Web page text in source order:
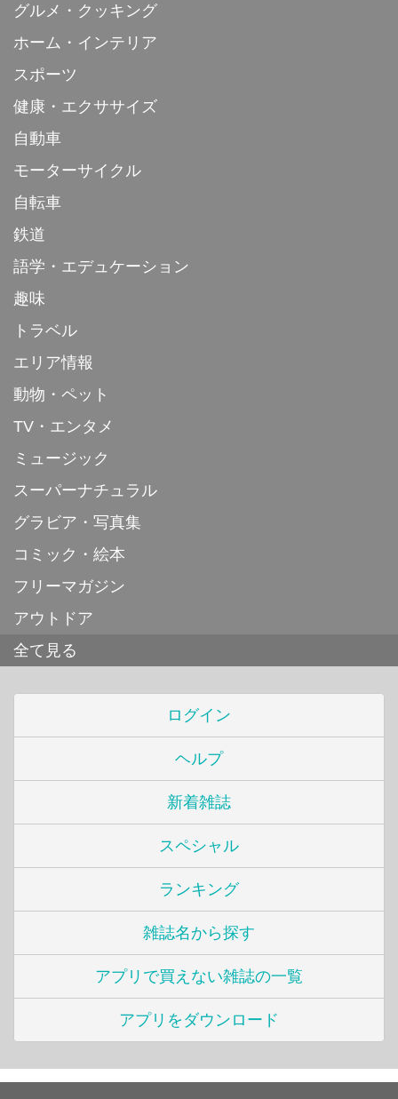
グルメ・クッキング
ホーム・インテリア
スポーツ
健康・エクササイズ
自動車
モーターサイクル
自転車
鉄道
語学・エデュケーション
趣味
トラベル
エリア情報
動物・ペット
TV・エンタメ
ミュージック
スーパーナチュラル
グラビア・写真集
コミック・絵本
フリーマガジン
アウトドア
全て見る
ログイン
ヘルプ
新着雑誌
スペシャル
ランキング
雑誌名から探す
アプリで買えない雑誌の一覧
アプリをダウンロード